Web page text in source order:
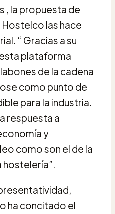
, la propuesta de
las hace
“ Gracias a su
plataforma
de la cadena
como punto de
para la industria.
respuesta a
y
como son el de la
hostelería”.
ha concitado el